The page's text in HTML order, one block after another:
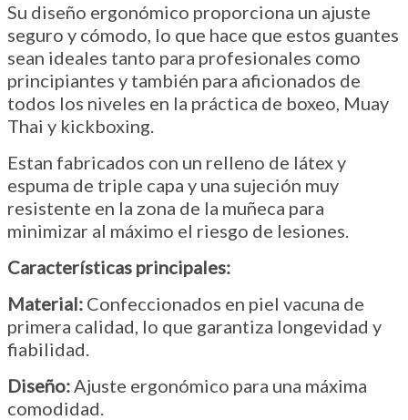
Su diseño ergonómico proporciona un ajuste
seguro y cómodo, lo que hace que estos guantes
sean ideales tanto para profesionales como
principiantes y también para aficionados de
todos los niveles en la práctica de boxeo, Muay
Thai y kickboxing.
Estan fabricados con un relleno de látex y
espuma de triple capa y una sujeción muy
resistente en la zona de la muñeca para
minimizar al máximo el riesgo de lesiones.
Características principales:
Material: Confeccionados en piel vacuna de
primera calidad, lo que garantiza longevidad y
fiabilidad.
Diseño:Ajuste ergonómico para una máxima
comodidad.